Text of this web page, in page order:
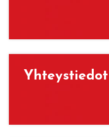
Yh­teys­tie­dot